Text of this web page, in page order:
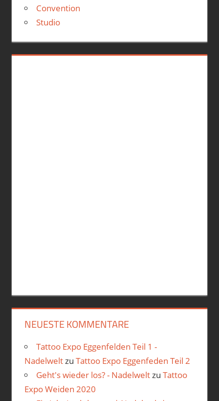
Convention
Studio
NEUESTE KOMMENTARE
Tattoo Expo Eggenfelden Teil 1 -
Nadelweltzu Tattoo Expo Eggenfeden Teil 2
Geht's wieder los? - Nadelweltzu Tattoo
Expo Weiden 2020